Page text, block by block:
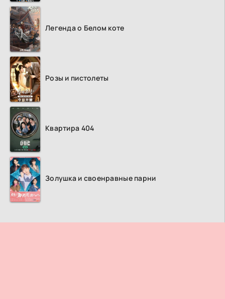
Легенда о Белом коте
Розы и пистолеты
Квартира 404
Золушка и своенравные парни